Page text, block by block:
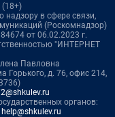
(18+)
надзору в сфере связи,
(Роскомнадзор)
от 06.02.2023 г.
"ИНТЕРНЕТ
Павловна
Горького, д. 76, офис 214,
органов:
help@shkulev.ru